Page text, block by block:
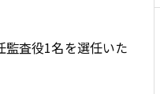
監査役1名を選任いた